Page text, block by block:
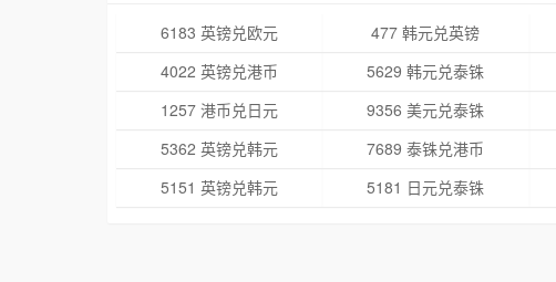
6183 英镑兑欧元 477 韩元兑英镑
4022 英镑兑港币
5629 韩元兑泰铢
1257 港币兑日元
9356 美元兑泰铢
5362 英镑兑韩元
7689 泰铢兑港币
5151 英镑兑韩元
5181 日元兑泰铢